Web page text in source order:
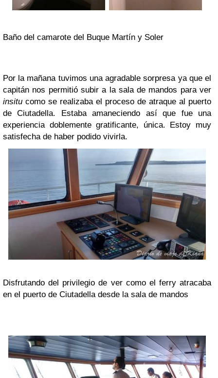
Baño del camarote del Buque Martín y Soler
Por la mañana tuvimos una agradable sorpresa ya que el
capitán nos permitió subir a la sala de mandos para ver
insitu como se realizaba el proceso de atraque al puerto
de Ciutadella. Estaba amaneciendo así que fue una
experiencia doblemente gratificante, única. Estoy muy
satisfecha de haber podido vivirla.
Disfrutando del privilegio de ver como el ferry atracaba
en el puerto de Ciutadella desde la sala de mandos